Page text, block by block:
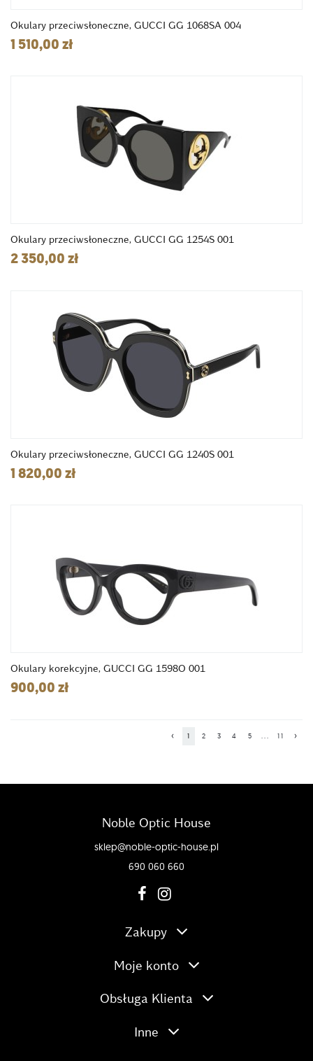
Okulary przeciwsłoneczne, GUCCI GG 1068SA 004
1 510,00 zł
Okulary przeciwsłoneczne, GUCCI GG 1254S 001
2 350,00 zł
Okulary przeciwsłoneczne, GUCCI GG 1240S 001
1 820,00 zł
Okulary korekcyjne, GUCCI GG 1598O 001
900,00 zł
‹ 1 2 3 4 5 ... 11 ›
Noble Optic House
sklep@noble-optic-house.pl
690 060 660
Zakupy
Moje konto
Obsługa Klienta
Inne